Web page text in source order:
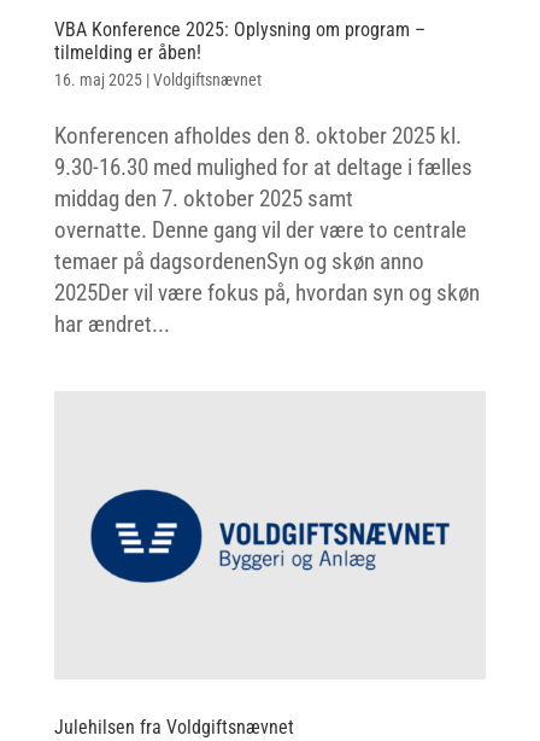
VBA Konference 2025: Oplysning om program –
tilmelding er åben!
16. maj 2025|Voldgiftsnævnet
Konferencen afholdes den 8. oktober 2025 kl.
9.30-16.30 med mulighed for at deltage i fælles
middag den 7. oktober 2025 samt
overnatte. Denne gang vil der være to centrale
temaer på dagsordenenSyn og skøn anno
2025Der vil være fokus på, hvordan syn og skøn
har ændret...
Julehilsen fra Voldgiftsnævnet